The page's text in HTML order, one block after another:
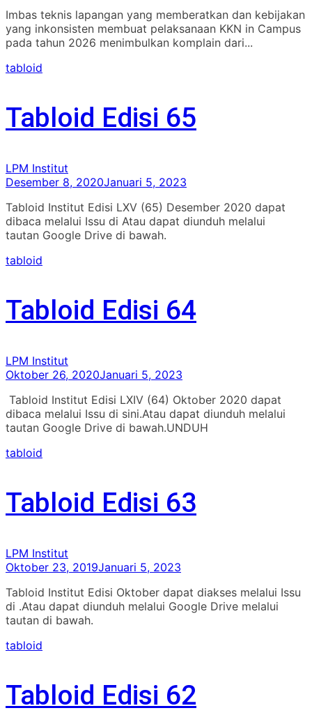
Imbas teknis lapangan yang memberatkan dan kebijakan
yang inkonsisten membuat pelaksanaan KKN in Campus
pada tahun 2026 menimbulkan komplain dari...
tabloid
Tabloid Edisi 65
LPM Institut
Desember 8, 2020Januari 5, 2023
Tabloid Institut Edisi LXV (65) Desember 2020 dapat
dibaca melalui Issu di Atau dapat diunduh melalui
tautan Google Drive di bawah.
tabloid
Tabloid Edisi 64
LPM Institut
Oktober 26, 2020Januari 5, 2023
Tabloid Institut Edisi LXIV (64) Oktober 2020 dapat
dibaca melalui Issu di sini.Atau dapat diunduh melalui
tautan Google Drive di bawah.UNDUH
tabloid
Tabloid Edisi 63
LPM Institut
Oktober 23, 2019Januari 5, 2023
Tabloid Institut Edisi Oktober dapat diakses melalui Issu
di .Atau dapat diunduh melalui Google Drive melalui
tautan di bawah.
tabloid
Tabloid Edisi 62